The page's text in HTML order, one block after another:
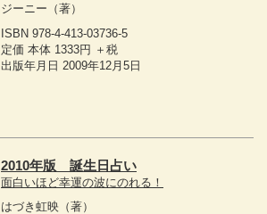
ジーニー （著）
ISBN 978-4-413-03736-5
定価 本体 1333円 ＋税
出版年月日 2009年12月5日
2010年版 誕生日占い
面白いほど幸運の波にのれる！
はづき虹映 （著）